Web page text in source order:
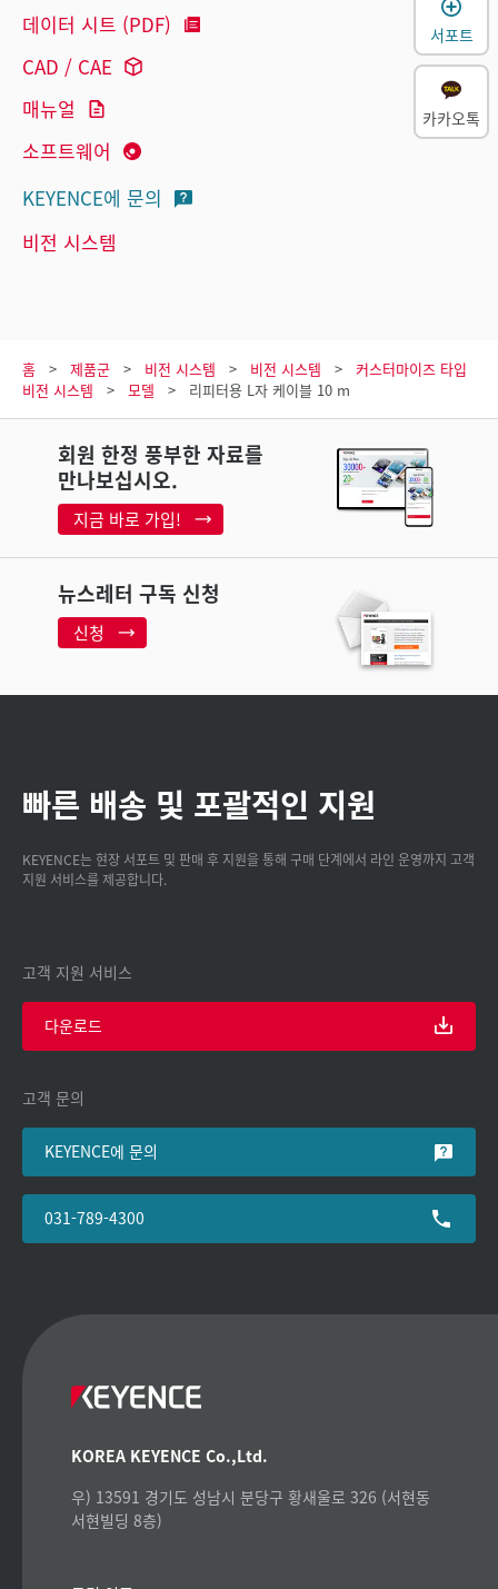
데이터 시트 (PDF)
CAD / CAE
매뉴얼
소프트웨어
KEYENCE에 문의
비전 시스템
홈 제품군 비전 시스템 비전 시스템
커스터마이즈 타입
비전 시스템
모델 리피터용 L자 케이블 10 m
회원 한정 풍부한 자료를
만나보십시오.
지금 바로 가입!
뉴스레터 구독 신청
신청
빠른 배송 및 포괄적인 지원
KEYENCE는 현장 서포트 및 판매 후 지원을 통해 구매 단계에서 라인 운영까지 고객
지원 서비스를 제공합니다.
고객 지원 서비스
다운로드
고객 문의
KEYENCE에 문의
031-789-4300
KOREA KEYENCE Co.,Ltd.
우) 13591 경기도 성남시 분당구 황새울로 326 (서현동
서현빌딩 8층)
서포트
카카오톡